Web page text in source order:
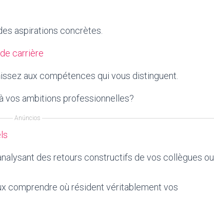
aspirations concrètes.
carrière
aux compétences qui vous distinguent.
vos ambitions professionnelles?
Anúncios
des retours constructifs de vos collègues ou
comprendre où résident véritablement vos